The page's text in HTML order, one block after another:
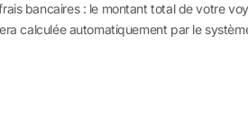
bancaires : le montant total de votre
calculée automatiquement par le